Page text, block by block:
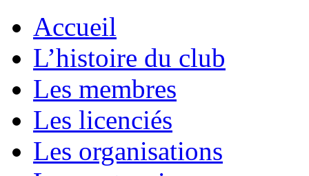
Accueil
L’histoire du club
Les membres
Les licenciés
Les organisations